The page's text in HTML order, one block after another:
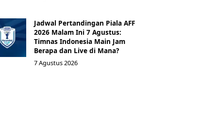
Jadwal Pertandingan Piala AFF
2026 Malam Ini 7 Agustus:
Timnas Indonesia Main Jam
Berapa dan Live di Mana?
7 Agustus 2026